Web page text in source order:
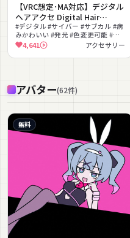
【VRC想定･MA対応】デジタル
ヘアアクセ Digital Hair
Accessories【アクセサリー】
#デジタル #サイバー #サブカル #病
みかわいい #発光 #色変更可能 #ON
#OFF切替 #撮影向け #改変
4,641 アクセサリー
アバター(62件)
無料